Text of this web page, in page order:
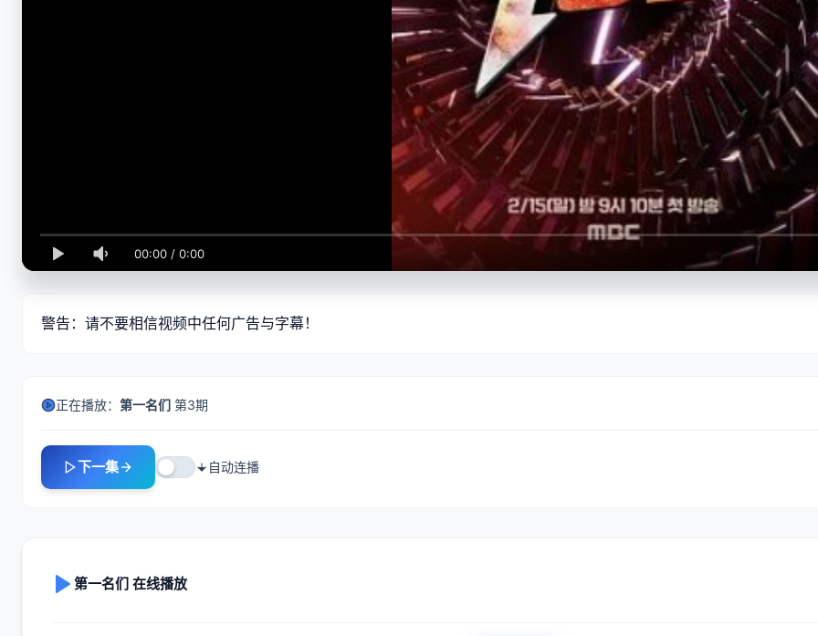
00:00 / 0:00
警告：请不要相信视频中任何广告与字幕！
正在播放： 第一名们 第3期
下一集 自动连播
第一名们 在线播放